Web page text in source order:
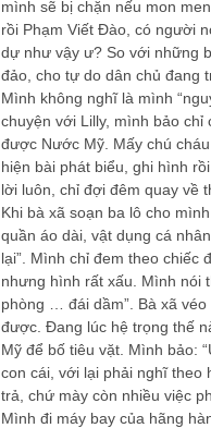
mình sẽ bị chặn nếu mon
rồi Phạm Viết Đào, có người
dự như vậy ư? So với những
đảo, cho tự do dân chủ đang
Mình không nghĩ là mình
chuyện với Lilly, mình bảo
được Nước Mỹ. Mấy chú
hiện bài phát biểu, ghi hình
lời luôn, chỉ đợi đêm quay về
Khi bà xã soạn ba lô cho
quần áo dài, vật dụng cá
lại”. Mình chỉ đem theo chiếc
nhưng hình rất xấu. Mình nói
phòng … đái dầm”. Bà xã
được. Đang lúc hệ trọng thế
Mỹ để bố tiêu vặt. Mình bảo:
con cái, với lại phải nghĩ
trả, chứ mày còn nhiều việc
Mình đi máy bay của hãng